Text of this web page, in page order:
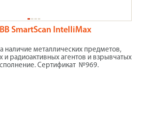
SmartScan IntelliMax
наличие металлических предметов,
и радиоактивных агентов и взрывчатых
Сертификат №969.